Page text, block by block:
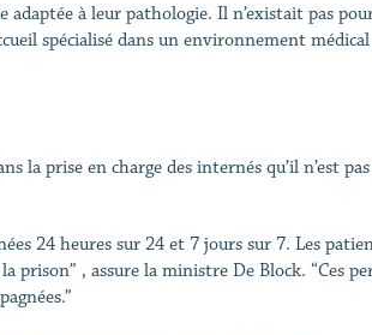
à leur pathologie. Il n’existait pas
spécialisé dans un environnement
la prise en charge des internés qu’il n’est
24 heures sur 24 et 7 jours sur 7. Les
, assure la ministre De Block. “Ces